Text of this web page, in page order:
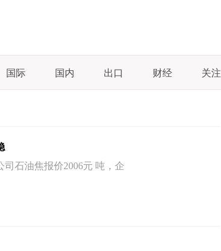
国际 国内 出口 财经 关注
石油焦报价2006元 吨，企